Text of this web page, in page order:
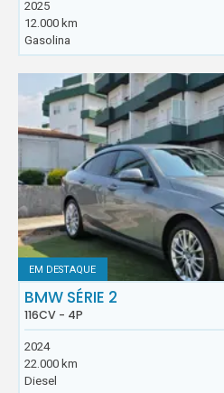
2025
12.000 km
Gasolina
EM DESTAQUE
BMW SÉRIE 2
116CV - 4P
2024
22.000 km
Diesel